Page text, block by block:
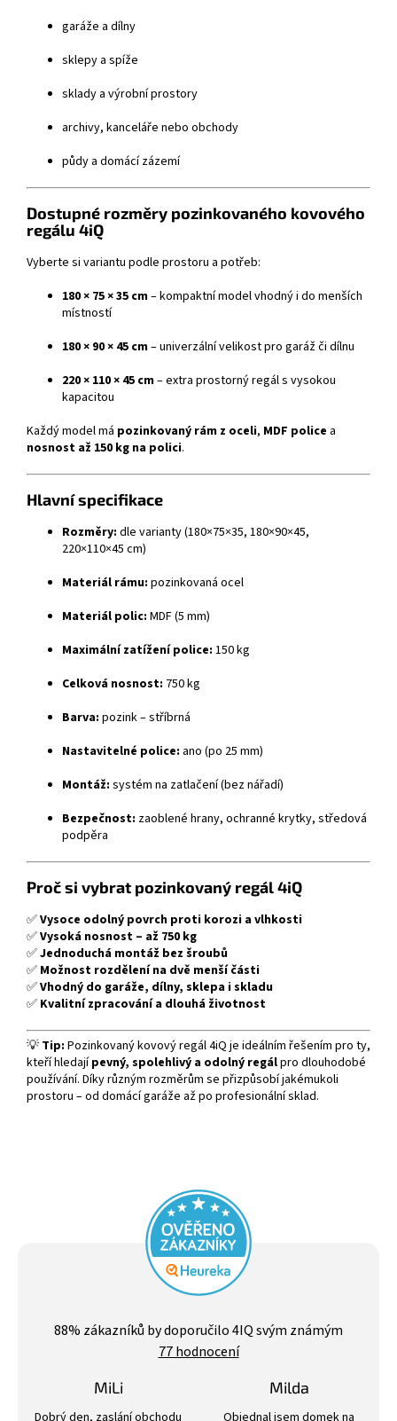
garáže a dílny
sklepy a spíže
sklady a výrobní prostory
archivy, kanceláře nebo obchody
půdy a domácí zázemí
Dostupné rozměry pozinkovaného kovového
regálu 4iQ
Vyberte si variantu podle prostoru a potřeb:
180 × 75 × 35 cm– kompaktní model vhodný i do menších
místností
180 × 90 × 45 cm– univerzální velikost pro garáž či dílnu
220 × 110 × 45 cm– extra prostorný regál s vysokou
kapacitou
Každý model má pozinkovaný rám z oceli, MDF police a
nosnost až 150 kg na polici.
Hlavní specifikace
Rozměry: dle varianty (180×75×35, 180×90×45,
220×110×45 cm)
Materiál rámu: pozinkovaná ocel
Materiál polic: MDF (5 mm)
Maximální zatížení police: 150 kg
Celková nosnost: 750 kg
Barva: pozink – stříbrná
Nastavitelné police: ano (po 25 mm)
Montáž: systém na zatlačení (bez nářadí)
Bezpečnost: zaoblené hrany, ochranné krytky, středová
podpěra
Proč si vybrat pozinkovaný regál 4iQ
✅Vysoce odolný povrch proti korozi a vlhkosti
✅Vysoká nosnost – až 750 kg
✅Jednoduchá montáž bez šroubů
✅ Možnost rozdělení na dvě menší části
✅Vhodný do garáže, dílny, sklepa i skladu
✅ Kvalitní zpracování a dlouhá životnost
💡 Tip: Pozinkovaný kovový regál 4iQ je ideálním řešením pro ty,
kteří hledajípevný, spolehlivý a odolný regálpro dlouhodobé
používání. Díky různým rozměrům se přizpůsobí jakémukoli
prostoru – od domácí garáže až po profesionální sklad.
hodnocení
obchodu
je
hvězdiček.
88% zákazníků by doporučilo 4IQ svým známým
77 hodnocení
MiLi
Hodnocení obchodu je 3 z 5 hvězdiček.
Milda